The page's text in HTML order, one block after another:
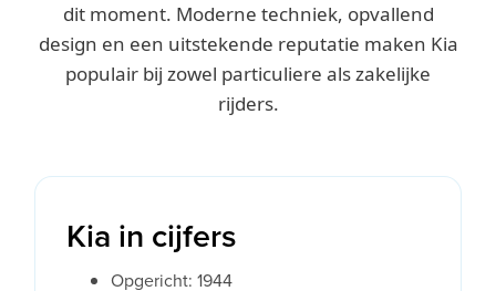
dit moment. Moderne techniek, opvallend
design en een uitstekende reputatie maken Kia
populair bij zowel particuliere als zakelijke
rijders.
Kia in cijfers
Opgericht: 1944